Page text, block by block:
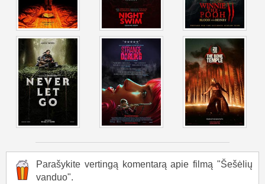
Parašykite vertingą komentarą apie filmą "Šešėlių
vanduo".